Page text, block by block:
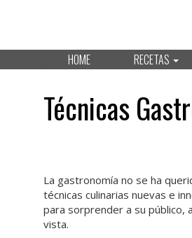
HOME RECETAS
Técnicas
La gastronomía no se ha
técnicas culinarias nuevas e
para sorprender a su público,
vista.